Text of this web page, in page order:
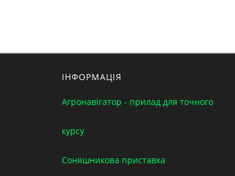
ІНФОРМАЦІЯ
Агронавігатор - прилад для точного
курсу
Соняшникова приставка